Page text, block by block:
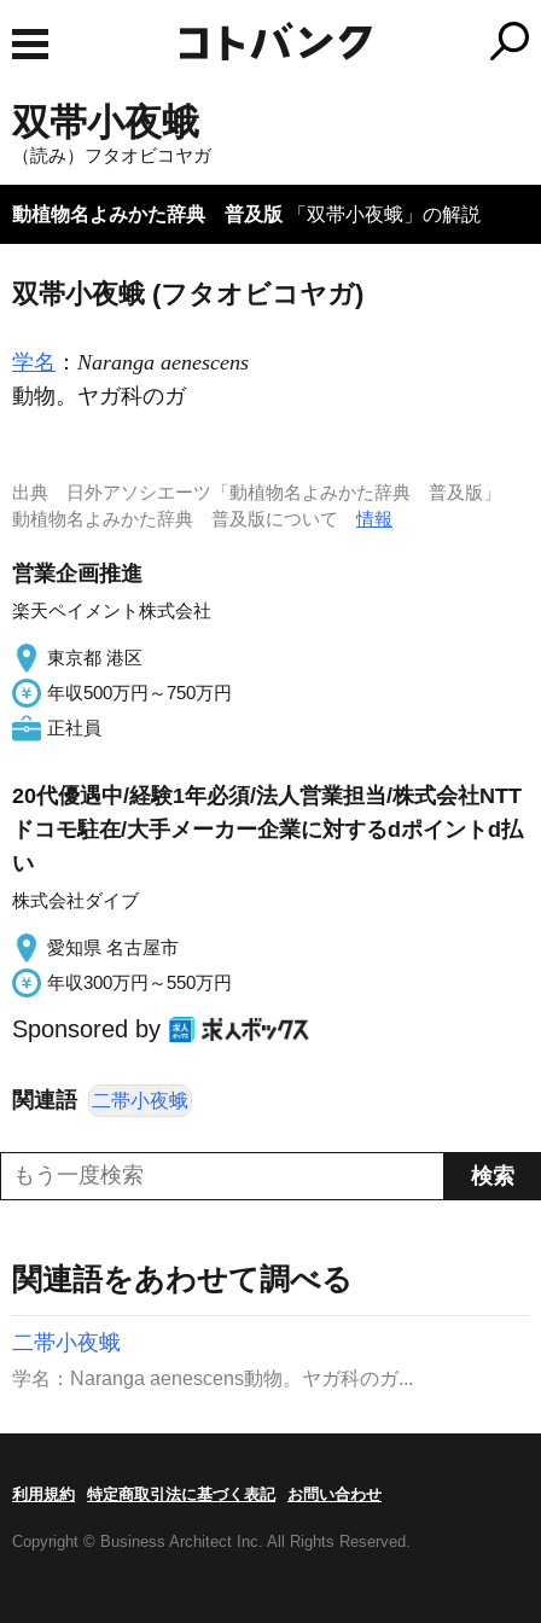
双帯小夜蛾
（読み）フタオビコヤガ
動植物名よみかた辞典 普及版 「双帯小夜蛾」の解説
双帯小夜蛾 (フタオビコヤガ)
学名 ： Naranga aenescens
動物。ヤガ科のガ
出典
日外アソシエーツ「動植物名よみかた辞典 普及版」
動植物名よみかた辞典 普及版について情報
営業企画推進
楽天ペイメント株式会社
東京都 港区
年収500万円～750万円
正社員
20代優遇中/経験1年必須/法人営業担当/株式会社NTT
ドコモ駐在/大手メーカー企業に対するdポイントd払
い
株式会社ダイブ
愛知県 名古屋市
年収300万円～550万円
Sponsored by
関連語 二帯小夜蛾
関連語をあわせて調べる
二帯小夜蛾
学名：Naranga aenescens動物。ヤガ科のガ...
利用規約 特定商取引法に基づく表記 お問い合わせ
Copyright © Business Architect Inc. All Rights Reserved.